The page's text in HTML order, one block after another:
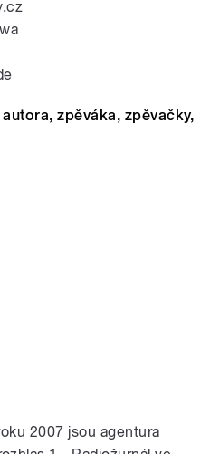
zpěváka, zpěvačky,
2007 jsou agentura